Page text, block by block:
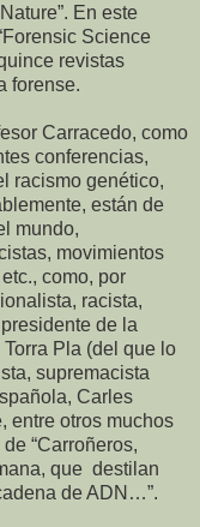
En este
Science
revistas
forense.
Carracedo, como
conferencias,
racismo genético,
están de
mundo,
movimientos
como, por
racista,
de la
Pla (del que lo
supremacista
Carles
entre otros muchos
“Carroñeros,
que destilan
de ADN…”.